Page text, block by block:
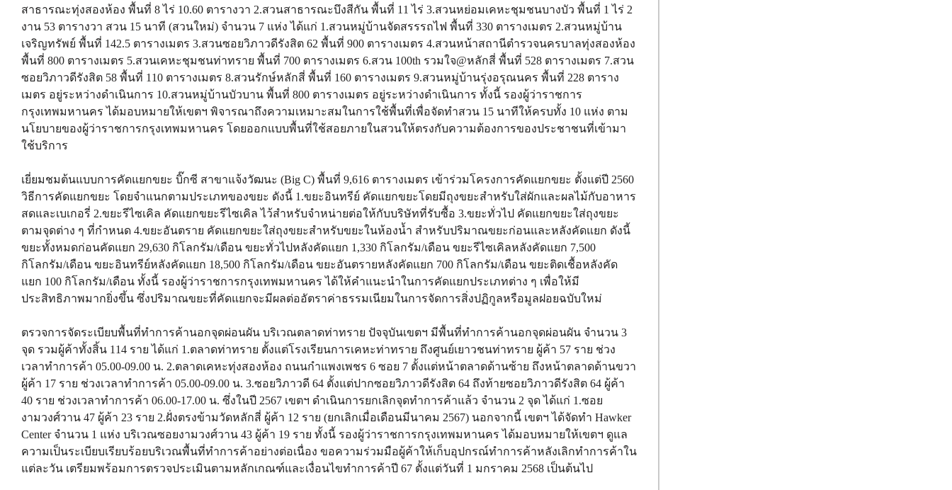
สาธารณะทุ่งสองห้อง พื้นที่ 8 ไร่ 10.60 ตารางวา 2.สวนสาธารณะบึงสีกัน พื้นที่ 11 ไร่ 3.สวนหย่อมเคหะชุมชนบางบัว พื้นที่ 1 ไร่ 2
งาน 53 ตารางวา สวน 15 นาที (สวนใหม่) จำนวน 7 แห่ง ได้แก่ 1.สวนหมู่บ้านจัดสรรรถไฟ พื้นที่ 330 ตารางเมตร 2.สวนหมู่บ้าน
เจริญทรัพย์ พื้นที่ 142.5 ตารางเมตร 3.สวนซอยวิภาวดีรังสิต 62 พื้นที่ 900 ตารางเมตร 4.สวนหน้าสถานีตำรวจนครบาลทุ่งสองห้อง
พื้นที่ 800 ตารางเมตร 5.สวนเคหะชุมชนท่าทราย พื้นที่ 700 ตารางเมตร 6.สวน 100th รวมใจ@หลักสี่ พื้นที่ 528 ตารางเมตร 7.สวน
ซอยวิภาวดีรังสิต 58 พื้นที่ 110 ตารางเมตร 8.สวนรักษ์หลักสี่ พื้นที่ 160 ตารางเมตร 9.สวนหมู่บ้านรุ่งอรุณนคร พื้นที่ 228 ตาราง
เมตร อยู่ระหว่างดำเนินการ 10.สวนหมู่บ้านบัวบาน พื้นที่ 800 ตารางเมตร อยู่ระหว่างดำเนินการ ทั้งนี้ รองผู้ว่าราชการ
กรุงเทพมหานคร ได้มอบหมายให้เขตฯ พิจารณาถึงความเหมาะสมในการใช้พื้นที่เพื่อจัดทำสวน 15 นาทีให้ครบทั้ง 10 แห่ง ตาม
นโยบายของผู้ว่าราชการกรุงเทพมหานคร โดยออกแบบพื้นที่ใช้สอยภายในสวนให้ตรงกับความต้องการของประชาชนที่เข้ามา
ใช้บริการ
เยี่ยมชมต้นแบบการคัดแยกขยะ บิ๊กซี สาขาแจ้งวัฒนะ (Big C) พื้นที่ 9,616 ตารางเมตร เข้าร่วมโครงการคัดแยกขยะ ตั้งแต่ปี 2560
วิธีการคัดแยกขยะ โดยจำแนกตามประเภทของขยะ ดังนี้ 1.ขยะอินทรีย์ คัดแยกขยะโดยมีถุงขยะสำหรับใส่ผักและผลไม้กับอาหาร
สดและเบเกอรี่ 2.ขยะรีไซเคิล คัดแยกขยะรีไซเคิล ไว้สำหรับจำหน่ายต่อให้กับบริษัทที่รับซื้อ 3.ขยะทั่วไป คัดแยกขยะใส่ถุงขยะ
ตามจุดต่าง ๆ ที่กำหนด 4.ขยะอันตราย คัดแยกขยะใส่ถุงขยะสำหรับขยะในห้องน้ำ สำหรับปริมาณขยะก่อนและหลังคัดแยก ดังนี้
ขยะทั้งหมดก่อนคัดแยก 29,630 กิโลกรัม/เดือน ขยะทั่วไปหลังคัดแยก 1,330 กิโลกรัม/เดือน ขยะรีไซเคิลหลังคัดแยก 7,500
กิโลกรัม/เดือน ขยะอินทรีย์หลังคัดแยก 18,500 กิโลกรัม/เดือน ขยะอันตรายหลังคัดแยก 700 กิโลกรัม/เดือน ขยะติดเชื้อหลังคัด
แยก 100 กิโลกรัม/เดือน ทั้งนี้ รองผู้ว่าราชการกรุงเทพมหานคร ได้ให้คำแนะนำในการคัดแยกประเภทต่าง ๆ เพื่อให้มี
ประสิทธิภาพมากยิ่งขึ้น ซึ่งปริมาณขยะที่คัดแยกจะมีผลต่ออัตราค่าธรรมเนียมในการจัดการสิ่งปฏิกูลหรือมูลฝอยฉบับใหม่
ตรวจการจัดระเบียบพื้นที่ทำการค้านอกจุดผ่อนผัน บริเวณตลาดท่าทราย ปัจจุบันเขตฯ มีพื้นที่ทำการค้านอกจุดผ่อนผัน จำนวน 3
จุด รวมผู้ค้าทั้งสิ้น 114 ราย ได้แก่ 1.ตลาดท่าทราย ตั้งแต่โรงเรียนการเคหะท่าทราย ถึงศูนย์เยาวชนท่าทราย ผู้ค้า 57 ราย ช่วง
เวลาทำการค้า 05.00-09.00 น. 2.ตลาดเคหะทุ่งสองห้อง ถนนกำแพงเพชร 6 ซอย 7 ตั้งแต่หน้าตลาดด้านซ้าย ถึงหน้าตลาดด้านขวา
ผู้ค้า 17 ราย ช่วงเวลาทำการค้า 05.00-09.00 น. 3.ซอยวิภาวดี 64 ตั้งแต่ปากซอยวิภาวดีรังสิต 64 ถึงท้ายซอยวิภาวดีรังสิต 64 ผู้ค้า
40 ราย ช่วงเวลาทำการค้า 06.00-17.00 น. ซึ่งในปี 2567 เขตฯ ดำเนินการยกเลิกจุดทำการค้าแล้ว จำนวน 2 จุด ได้แก่ 1.ซอย
งามวงศ์วาน 47 ผู้ค้า 23 ราย 2.ฝั่งตรงข้ามวัดหลักสี่ ผู้ค้า 12 ราย (ยกเลิกเมื่อเดือนมีนาคม 2567) นอกจากนี้ เขตฯ ได้จัดทำ Hawker
Center จำนวน 1 แห่ง บริเวณซอยงามวงศ์วาน 43 ผู้ค้า 19 ราย ทั้งนี้ รองผู้ว่าราชการกรุงเทพมหานคร ได้มอบหมายให้เขตฯ ดูแล
ความเป็นระเบียบเรียบร้อยบริเวณพื้นที่ทำการค้าอย่างต่อเนื่อง ขอความร่วมมือผู้ค้าให้เก็บอุปกรณ์ทำการค้าหลังเลิกทำการค้าใน
แต่ละวัน เตรียมพร้อมการตรวจประเมินตามหลักเกณฑ์และเงื่อนไขทำการค้าปี 67 ตั้งแต่วันที่ 1 มกราคม 2568 เป็นต้นไป